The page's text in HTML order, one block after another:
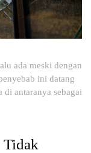
ada meski dengan
ini datang
antaranya sebagai
Tidak